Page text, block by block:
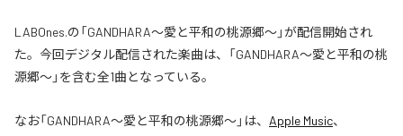
LABOnes.の「GANDHARA〜愛と平和の桃源郷〜」が配信開始され
た。今回デジタル配信された楽曲は、「GANDHARA〜愛と平和の桃
源郷〜」を含む全1曲となっている。
なお「GANDHARA〜愛と平和の桃源郷〜」は、 Apple Music、